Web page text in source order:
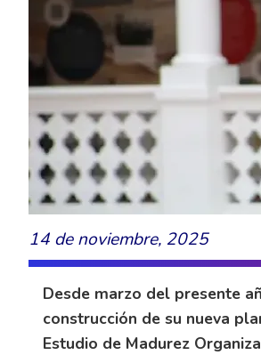
14 de noviembre, 2025
Desde marzo del presente
construcción de su nueva
Estudio de Madurez